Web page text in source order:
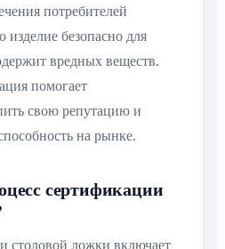
потребителей
изделие безопасно для
вредных веществ.
помогает
свою репутацию и
на рынке.
сертификации
столовой ложки включает